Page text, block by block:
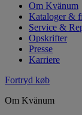
Om Kvänum
Kataloger &
Service &
Opskrifter
Presse
Karriere
Fortryd køb
Om Kvänum